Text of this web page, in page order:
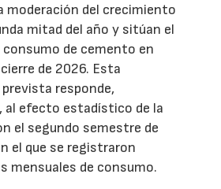
moderación del crecimiento
mitad del año y sitúan el
de cemento en
de 2026. Esta
responde,
al efecto estadístico de la
el segundo semestre de
el que se registraron
mensuales de consumo.